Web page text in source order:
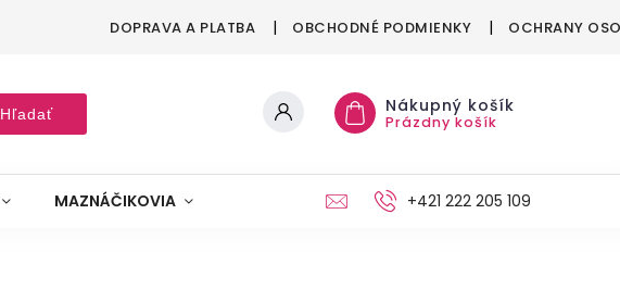
DOPRAVA A PLATBA OBCHODNÉ PODMIENKY OCHRANY
Hľadať Nákupný košík
Prázdny košík
MAZNÁČIKOVIA MAŠKRTENIE PÁRTY MÓDA
+421 222 205 109